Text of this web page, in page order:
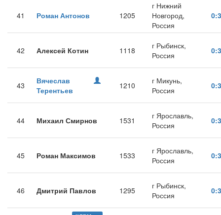
41 Роман Антонов 1205
г Нижний
Новгород,
Россия
42 Алексей Котин 1118
г Рыбинск,
Россия
43
Вячеслав
Терентьев
1210
г Микунь,
Россия
44 Михаил Смирнов 1531
г Ярославль,
Россия
45 Роман Максимов 1533
г Ярославль,
Россия
46 Дмитрий Павлов 1295
г Рыбинск,
Россия